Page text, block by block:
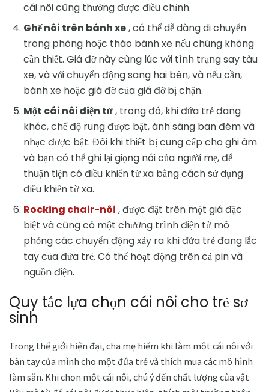
cái nôi cũng thường được điều chỉnh.
Ghế nôi trên bánh xe, có thể dễ dàng di chuyển
trong phòng hoặc tháo bánh xe nếu chúng không
cần thiết. Giá đỡ này cùng lúc với tình trạng say tàu
xe, và với chuyển động sang hai bên, và nếu cần,
bánh xe hoặc giá đỡ của giá đỡ bị chặn.
Một cái nôi điện tử, trong đó, khi đứa trẻ đang
khóc, chế độ rung được bật, ánh sáng ban đêm và
nhạc được bật. Đôi khi thiết bị cung cấp cho ghi âm
và bạn có thể ghi lại giọng nói của người mẹ, để
thuận tiện có điều khiển từ xa bằng cách sử dụng
điều khiển từ xa.
Rocking chair-nôi , được đặt trên một giá đặc
biệt và cũng có một chương trình điện tử mô
phỏng các chuyển động xảy ra khi đứa trẻ đang lắc
tay của đứa trẻ. Có thể hoạt động trên cả pin và
nguồn điện.
Quy tắc lựa chọn cái nôi cho trẻ sơ
sinh
Trong thế giới hiện đại, cha mẹ hiếm khi làm một cái nôi với
bàn tay của mình cho một đứa trẻ và thích mua các mô hình
làm sẵn. Khi chọn một cái nôi, chú ý đến chất lượng của vật